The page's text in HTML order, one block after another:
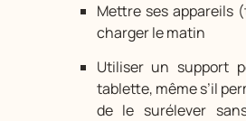
Mettre ses appareils
charger le matin
Utiliser un support
tablette, même s’il
de le surélever